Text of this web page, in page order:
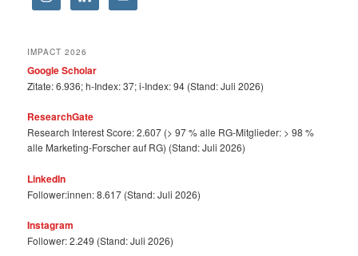
IMPACT 2026
Google Scholar
Zitate: 6.936; h-Index: 37; i-Index: 94 (Stand: Juli 2026)
ResearchGate
Research Interest Score: 2.607 (> 97 % alle RG-Mitglieder: > 98 %
alle Marketing-Forscher auf RG) (Stand: Juli 2026)
LinkedIn
Follower:innen: 8.617 (Stand: Juli 2026)
Instagram
Follower: 2.249 (Stand: Juli 2026)